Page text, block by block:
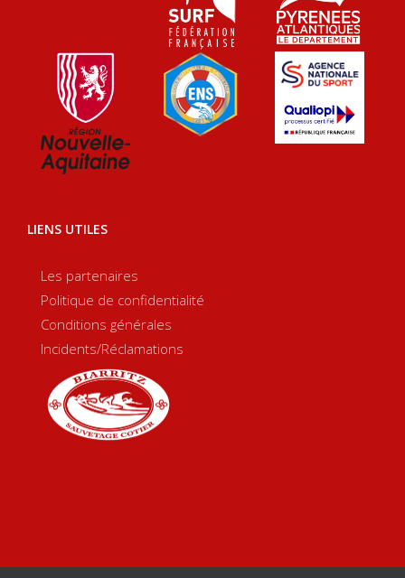
LIENS UTILES
Les partenaires
Politique de confidentialité
Conditions générales
Incidents/Réclamations